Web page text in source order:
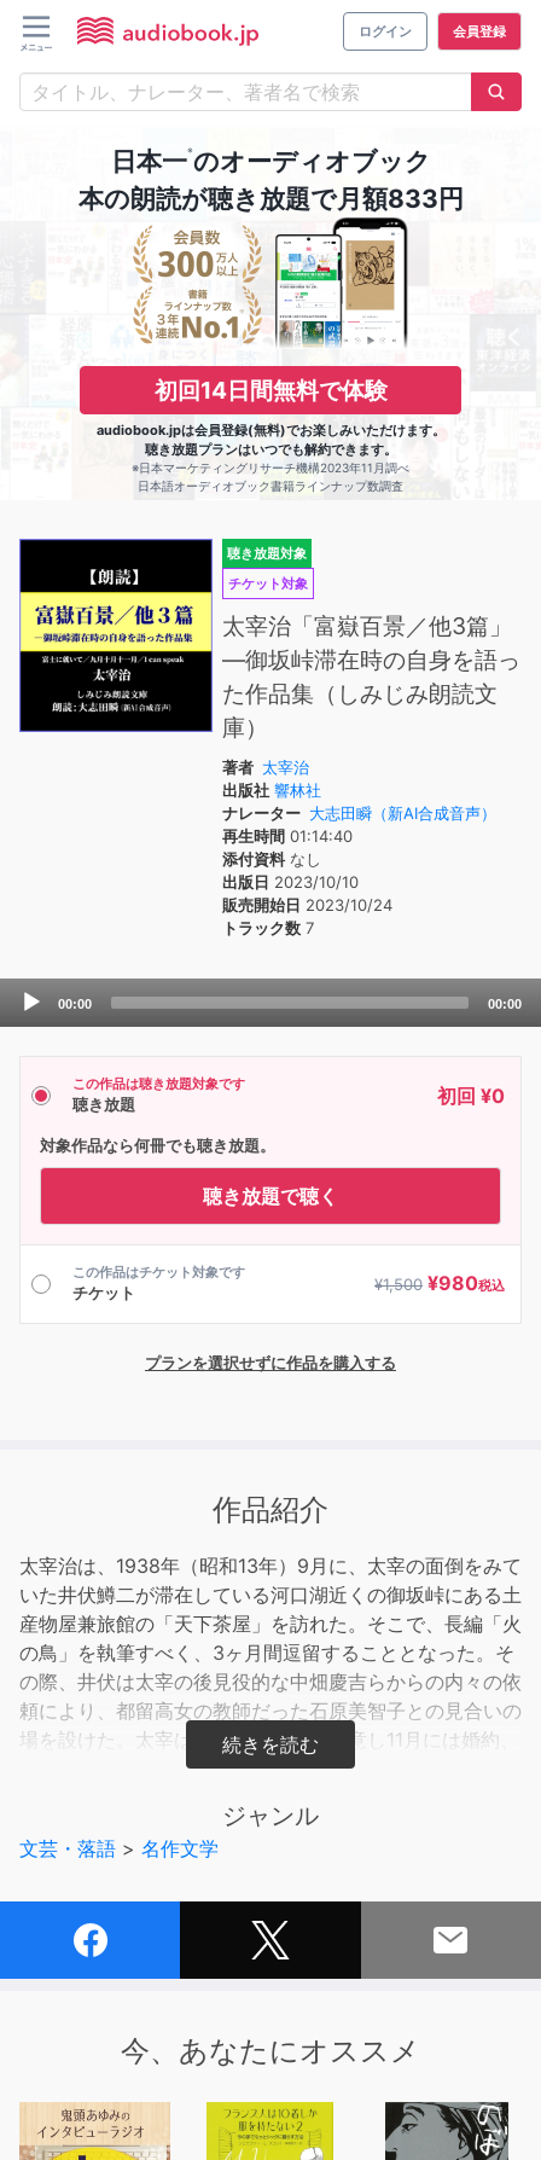
ログイン 会員登録
日本一※のオーディオブック
本の朗読が聴き放題で月額833円
初回14日間無料で体験
audiobook.jpは会員登録(無料)でお楽しみいただけます。
聴き放題プランはいつでも解約できます。
※日本マーケティングリサーチ機構2023年11月調べ
日本語オーディオブック書籍ラインナップ数調査
聴き放題対象
チケット対象
太宰治「富嶽百景／他3篇」
―御坂峠滞在時の自身を語っ
た作品集（しみじみ朗読文
庫）
著者 太宰治
出版社 響林社
ナレーター 大志田瞬（新AI合成音声）
再生時間 01:14:40
添付資料なし
出版日 2023/10/10
販売開始日 2023/10/24
トラック数 7
Audio
00:00 00:00
この作品は聴き放題対象です
聴き放題 初回 ¥0
対象作品なら何冊でも聴き放題。
聴き放題で聴く
この作品はチケット対象です
チケット ¥1,500 ¥980税込
プランを選択せずに作品を購入する
作品紹介
太宰治は、1938年（昭和13年）9月に、太宰の面倒をみて
いた井伏鱒二が滞在している河口湖近くの御坂峠にある土
産物屋兼旅館の「天下茶屋」を訪れた。そこで、長編「火
の鳥」を執筆すべく、3ヶ月間逗留することとなった。そ
の際、井伏は太宰の後見役的な中畑慶吉らからの内々の依
頼により、都留高女の教師だった石原美智子との見合いの
場を設けた。太宰はその場で結婚を決意し11月には婚約、
翌昭和14年1月に結婚に至った。
いて」「九月十月十一月」は、その天下茶屋逗留時の事々
を描いた作品群で、太宰の結婚前後の気持ちの穏やかさが
だと言われて励まされた気持ちになる。結婚に際して津軽
それで私たち、結構でございます。」と言われ、太宰はし
しようと思った。 「I can speak」は、御坂峠が寒気堪
え難くなって甲府の下宿屋に移った際のことで、すぐ前の
ジャンル
文芸・落語 > 名作文学
今、あなたにオススメ